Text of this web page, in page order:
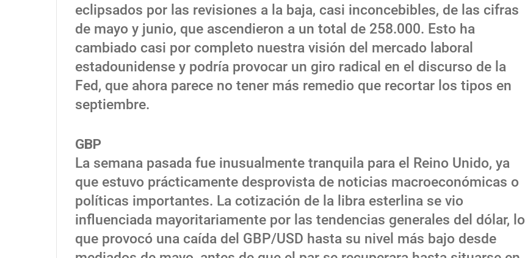
eclipsados por las revisiones a la baja, casi inconcebibles, de las cifras
de mayo y junio, que ascendieron a un total de 258.000. Esto ha
cambiado casi por completo nuestra visión del mercado laboral
estadounidense y podría provocar un giro radical en el discurso de la
Fed, que ahora parece no tener más remedio que recortar los tipos en
septiembre.
GBP
La semana pasada fue inusualmente tranquila para el Reino Unido, ya
que estuvo prácticamente desprovista de noticias macroeconómicas o
políticas importantes. La cotización de la libra esterlina se vio
influenciada mayoritariamente por las tendencias generales del dólar, lo
que provocó una caída del GBP/USD hasta su nivel más bajo desde